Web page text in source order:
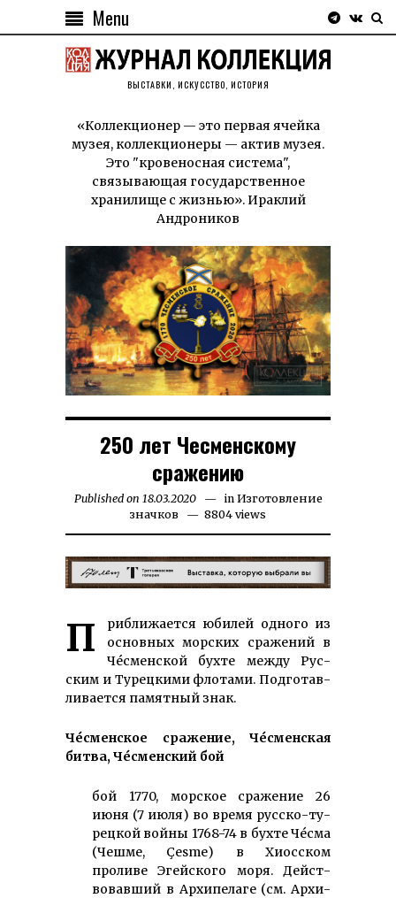
Menu
ВЫСТАВКИ, ИСКУССТВО, ИСТОРИЯ
«Коллекционер — это первая ячейка
музея, коллекционеры — актив музея.
Это "кровеносная система",
связывающая государственное
хранилище с жизнью». Ираклий
Андроников
250 лет Чесменскому
сражению
Published on 18.03.202015.09.2025
in Изготовление
значков
8804 views
Приб­ли­жает­ся юби­лей од­ного из
ос­новных мор­ских сра­жений в
Чéс­менской бухте меж­ду Рус­
ским и Турец­кими флотами. Под­го­тав­
ли­вает­ся па­мят­ный знак.
Чéсменское сра­жение, Чéс­мен­ская
бит­ва, Чéс­мен­ский бой
бой 1770, морское сражение 26
июня (7 июля) во время рус­ско-ту­
рец­кой войны 1768-74 в бухте Чéсма
(Чешме, Çesme) в Хиосском
проливе Эгей­ского моря. Дейст­
вовавший в Архи­пелаге (см. Архи­